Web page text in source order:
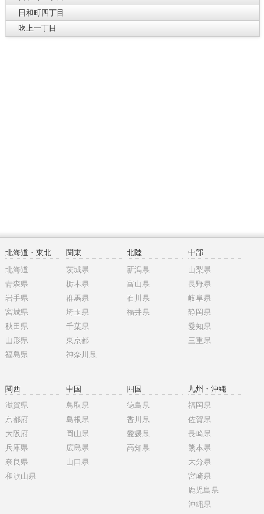
日和町四丁目
吹上一丁目
北海道・東北
北海道
青森県
岩手県
宮城県
秋田県
山形県
福島県
関東
茨城県
栃木県
群馬県
埼玉県
千葉県
東京都
神奈川県
北陸
新潟県
富山県
石川県
福井県
中部
山梨県
長野県
岐阜県
静岡県
愛知県
三重県
関西
滋賀県
京都府
大阪府
兵庫県
奈良県
和歌山県
中国
鳥取県
島根県
岡山県
広島県
山口県
四国
徳島県
香川県
愛媛県
高知県
九州・沖縄
福岡県
佐賀県
長崎県
熊本県
大分県
宮崎県
鹿児島県
沖縄県